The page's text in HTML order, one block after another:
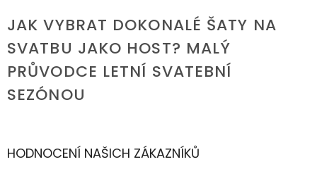
JAK VYBRAT DOKONALÉ ŠATY NA
SVATBU JAKO HOST? MALÝ
PRŮVODCE LETNÍ SVATEBNÍ
SEZÓNOU
HODNOCENÍ NAŠICH ZÁKAZNÍKŮ